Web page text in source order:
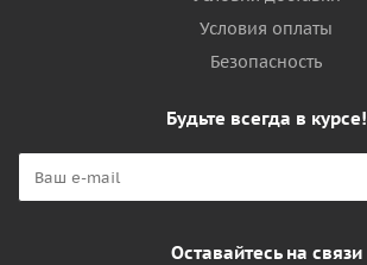
Условия оплаты
Безопасность
Будьте всегда в курсе!
Оставайтесь на связи